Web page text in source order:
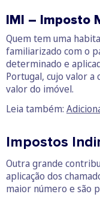
IMI – Imposto
Quem tem uma
familiarizado com o
determinado e
Portugal, cujo valor
valor do imóvel.
Leia também:
Impostos
Outra grande
aplicação dos
maior número e são